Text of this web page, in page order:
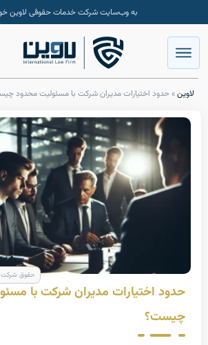
به وب‌سایت شرکت خدمات حقوقی لاوین خوش آمدید
اختیارات مدیران شرکت با مسئولیت محدود چیست؟
حقوق شرکت های تجاری دی
مدیران شرکت با مسئولیت